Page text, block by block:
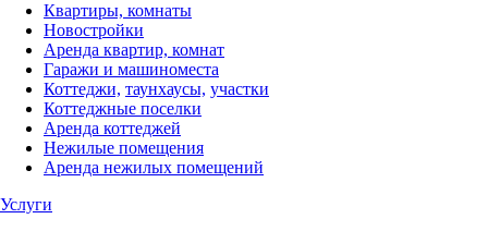
Квартиры, комнаты
Новостройки
Аренда квартир, комнат
Гаражи и машиноместа
Коттеджи, таунхаусы, участки
Коттеджные поселки
Аренда коттеджей
Нежилые помещения
Аренда нежилых помещений
Услуги